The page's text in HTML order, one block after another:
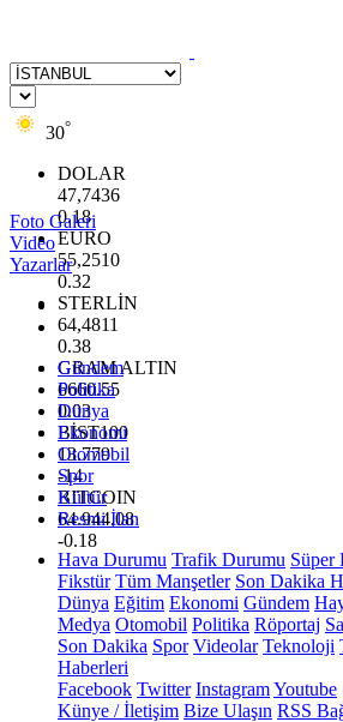
30°
DOLAR
47,7436
0.18
EURO
55,2510
0.32
STERLİN
64,4811
0.38
GRAM ALTIN
6660.55
0.03
BİST100
13.779
-14
BITCOIN
64.944,08
-0.18
Foto Galeri
Video
Yazarlar
Gündem
Politika
Dünya
Ekonomi
Otomobil
Spor
Kültür
Resmi İlan
Hava Durumu Trafik Durumu Süper
Fikstür Tüm Manşetler Son Dakika
Dünya Eğitim Ekonomi Gündem
Medya Otomobil Politika Röportaj
Son Dakika Spor Videolar Teknoloji
Haberleri
Facebook Twitter InstagramYoutube
Künye / İletişim Bize Ulaşın RSS